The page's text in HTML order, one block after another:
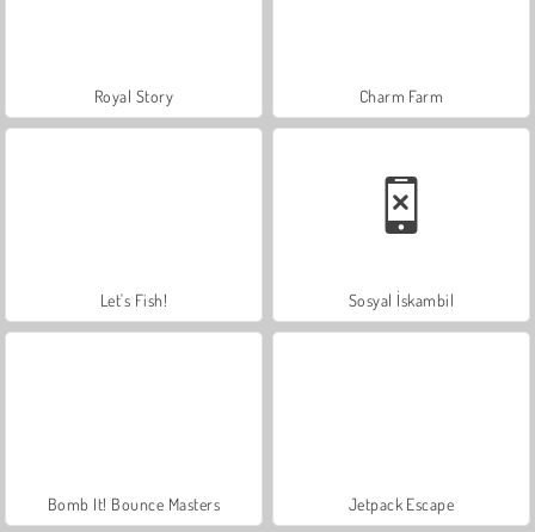
Royal Story Charm Farm
Let's Fish! Sosyal İskambil
Bomb It! Bounce Masters Jetpack Escape